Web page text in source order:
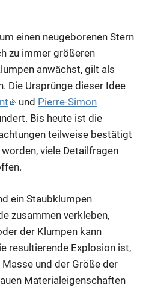
einen neugeborenen Stern
zu immer größeren
anwächst, gilt als
Die Ursprünge dieser Idee
und Pierre-Simon
Bis heute ist die
teilweise bestätigt
viele Detailfragen
ein Staubklumpen
zusammen verkleben,
der Klumpen kann
resultierende Explosion ist,
und der Größe der
Materialeigenschaften